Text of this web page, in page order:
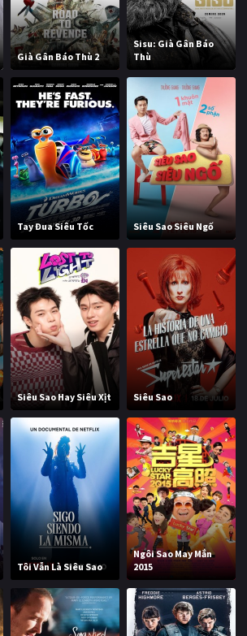
Già Gân Báo Thù 2
Sisu: Già Gân Báo
Thù
Tay Đua Siêu Tốc Siêu Sao Siêu Ngố
Siêu Sao Hay Siêu Xịt Siêu Sao
Tôi Vẫn Là Siêu Sao
Ngôi Sao May Mắn
2015